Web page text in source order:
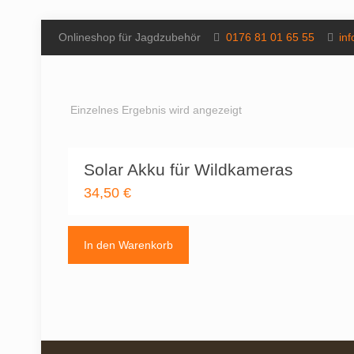
Onlineshop für Jagdzubehör 0176 81 01 65 55
Einzelnes Ergebnis wird angezeigt
Solar Akku für Wildkameras
34,50€
In den Warenkorb